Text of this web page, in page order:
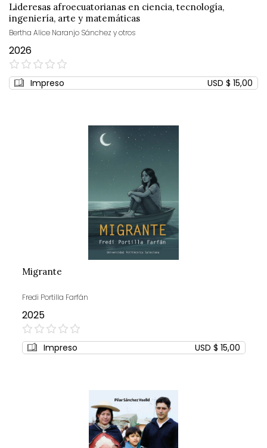
Lideresas afroecuatorianas en ciencia, tecnología,
ingeniería, arte y matemáticas
Bertha Alice Naranjo Sánchez y otros
2026
0%
Impreso USD $ 15,00
Migrante
Fredi Portilla Farfán
2025
0%
Impreso USD $ 15,00